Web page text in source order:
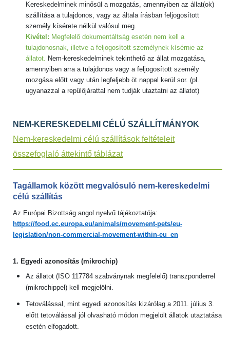
Kereskedelminek minősül a mozgatás, amennyiben az állat(ok)
szállítása a tulajdonos, vagy az általa írásban feljogosított
személy kísérete nélkül valósul meg.
Kivétel: Megfelelő dokumentáltság esetén nem kell a
tulajdonosnak, illetve a feljogosított személynek kísérnie az
állatot. Nem-kereskedelminek tekinthető az állat mozgatása,
amennyiben arra a tulajdonos vagy a feljogosított személy
mozgása előtt vagy után legfeljebb öt nappal kerül sor. (pl.
ugyanazzal a repülőjárattal nem tudják utaztatni az állatot)
NEM-KERESKEDELMI CÉLÚ SZÁLLÍTMÁNYOK
Nem-kereskedelmi célú szállítások feltételeit
összefoglaló áttekintő táblázat
Tagállamok között megvalósuló nem-kereskedelmi
célú szállítás
Az Európai Bizottság angol nyelvű tájékoztatója:
https://food.ec.europa.eu/animals/movement-pets/eu-
legislation/non-commercial-movement-within-eu_en
1. Egyedi azonosítás (mikrochip)
Az állatot (ISO 117784 szabványnak megfelelő) transzponderrel
(mikrochippel) kell megjelölni.
Tetoválással, mint egyedi azonosítás kizárólag a 2011. július 3.
előtt tetoválással jól olvasható módon megjelölt állatok utaztatása
esetén elfogadott.